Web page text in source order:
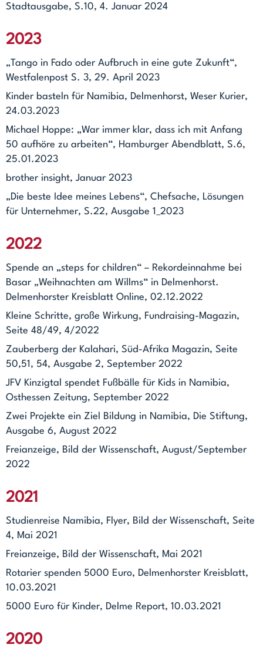
Stadtausgabe, S.10, 4. Januar 2024
2023
„Tango in Fado oder Aufbruch in eine gute Zukunft“,
Westfalenpost S. 3, 29. April 2023
Kinder basteln für Namibia, Delmenhorst, Weser Kurier,
24.03.2023
Michael Hoppe: „War immer klar, dass ich mit Anfang
50 aufhöre zu arbeiten“, Hamburger Abendblatt, S.6,
25.01.2023
brother insight, Januar 2023
„Die beste Idee meines Lebens“, Chefsache, Lösungen
für Unternehmer, S.22, Ausgabe 1_2023
2022
Spende an „steps for children“ – Rekordeinnahme bei
Basar „Weihnachten am Willms“ in Delmenhorst.
Delmenhorster Kreisblatt Online, 02.12.2022
Kleine Schritte, große Wirkung, Fundraising-Magazin,
Seite 48/49, 4/2022
Zauberberg der Kalahari, Süd-Afrika Magazin, Seite
50,51, 54, Ausgabe 2, September 2022
JFV Kinzigtal spendet Fußbälle für Kids in Namibia,
Osthessen Zeitung, September 2022
Zwei Projekte ein Ziel Bildung in Namibia, Die Stiftung,
Ausgabe 6, August 2022
Freianzeige, Bild der Wissenschaft, August/September
2022
2021
Studienreise Namibia, Flyer, Bild der Wissenschaft, Seite
4, Mai 2021
Freianzeige, Bild der Wissenschaft, Mai 2021
Rotarier spenden 5000 Euro, Delmenhorster Kreisblatt,
10.03.2021
5000 Euro für Kinder, Delme Report, 10.03.2021
2020